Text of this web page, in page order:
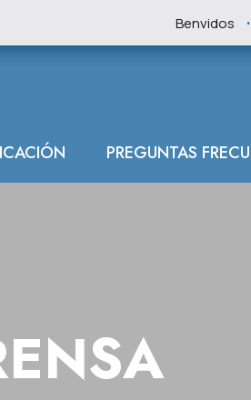
Benvidos .
PREGUNTAS